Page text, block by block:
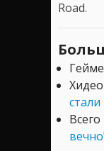
Road.
вечно